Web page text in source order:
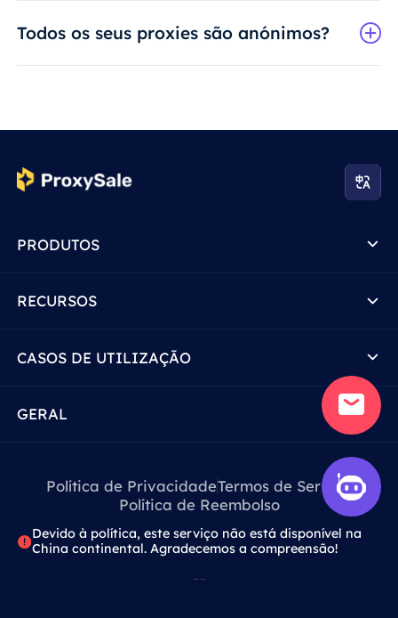
Todos os seus proxies são anónimos?
PRODUTOS
RECURSOS
CASOS DE UTILIZAÇÃO
GERAL
Política de PrivacidadeTermos de Serviço
Política de Reembolso
Devido à política, este serviço não está disponível na
China continental. Agradecemos a compreensão!